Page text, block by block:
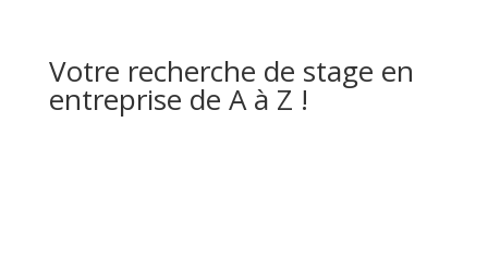
Votre recherche de stage en
entreprise de A à Z !